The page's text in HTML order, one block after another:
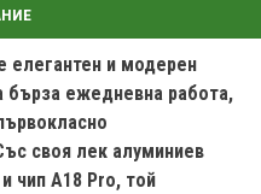
елегантен и модерен
бърза ежедневна работа,
своя лек алуминиев
чип A18 Pro, той